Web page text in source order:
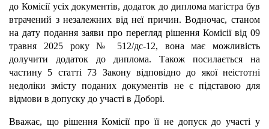
до Комісії усіх документів, додаток до диплома магістра був
втрачений з незалежних від неї причин. Водночас, станом
на дату подання заяви про перегляд рішення Комісії від 09
травня 2025 року № 512/дс-12, вона має можливість
долучити додаток до диплома. Також посилається на
частину 5 статті 73 Закону відповідно до якої неістотні
недоліки змісту поданих документів не є підставою для
відмови в допуску до участі в Доборі.
Вважає, що рішення Комісії про її не допуск до участі у